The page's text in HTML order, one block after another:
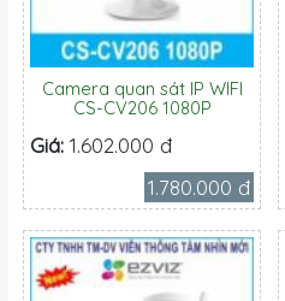
Camera quan sát IP WIFI
CS-CV206 1080P
Giá: 1.602.000 đ
1.780.000 đ